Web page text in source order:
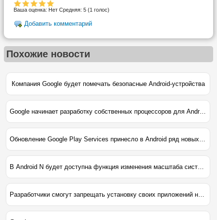
Ваша оценка: Нет Средняя: 5 (1 голос)
Добавить комментарий
Похожие новости
Компания Google будет помечать безопасные Android-устройства
Google начинает разработку собственных процессоров для Android-устройств
В Android N будет доступна функция изменения масштаба системы
Разработчики смогут запрещать установку своих приложений на устройства с кастомными прошивками